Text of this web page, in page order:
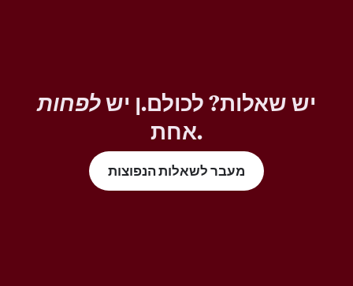
יש שאלות? לכולם.ן ישלפחות
אחת.
מעבר לשאלות הנפוצות